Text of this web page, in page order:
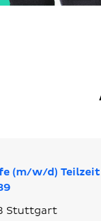
(m/w/d)
Stuttgart